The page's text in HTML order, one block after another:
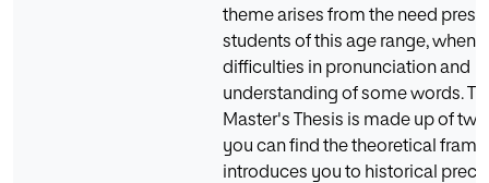
theme arises from the need
students of this age range, when
difficulties in pronunciation and
understanding of some words.
Master's Thesis is made up of two
you can find the theoretical
introduces you to historical